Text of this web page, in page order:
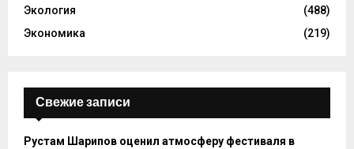
Экология
(488)
Экономика
(219)
Свежие записи
Рустам Шарипов оценил атмосферу фестиваля в